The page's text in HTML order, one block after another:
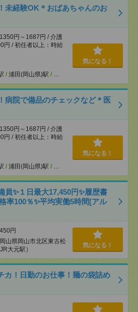
未経験OK＊おばあちゃんのお
円～1687円 / 介護
円 / 初任者以上：時給
/ 浦田(岡山県)駅 / …
気になる！
病院で備品のチェックなど＊医
円～1687円 / 介護
円 / 初任者以上：時給
/ 浦田(岡山県)駅 / …
気になる！
員✨１日最大17,450円✨履歴書
率100％✨平均実働5時間[アル
円
山県岡山市北区東古松
大元駅）
気になる！
カ！日勤のお仕事！麺の袋詰め